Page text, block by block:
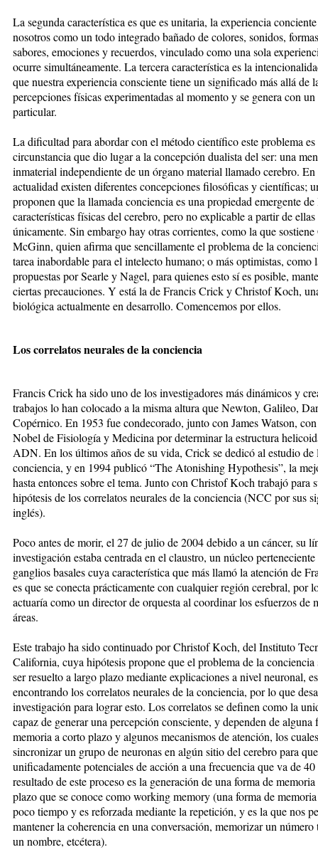
La segunda característica es que es unitaria, la experiencia
nosotros como un todo integrado bañado de colores, sonidos,
sabores, emociones y recuerdos, vinculado como una sola
ocurre simultáneamente. La tercera característica es la
que nuestra experiencia consciente tiene un significado más allá de
percepciones físicas experimentadas al momento y se genera con
particular.
La dificultad para abordar con el método científico este problema es
circunstancia que dio lugar a la concepción dualista del ser: una
inmaterial independiente de un órgano material llamado cerebro. En
actualidad existen diferentes concepciones filosóficas y científicas;
proponen que la llamada conciencia es una propiedad emergente de
características físicas del cerebro, pero no explicable a partir de ellas
únicamente. Sin embargo hay otras corrientes, como la que
McGinn, quien afirma que sencillamente el problema de la
tarea inabordable para el intelecto humano; o más optimistas, como
propuestas por Searle y Nagel, para quienes esto sí es posible,
ciertas precauciones. Y está la de Francis Crick y Christof Koch,
biológica actualmente en desarrollo. Comencemos por ellos.
Los correlatos neurales de la conciencia
Francis Crick ha sido uno de los investigadores más dinámicos y
trabajos lo han colocado a la misma altura que Newton, Galileo,
Copérnico. En 1953 fue condecorado, junto con James Watson,
Nobel de Fisiología y Medicina por determinar la estructura
ADN. En los últimos años de su vida, Crick se dedicó al estudio de
conciencia, y en 1994 publicó “The Atonishing Hypothesis”, la
hasta entonces sobre el tema. Junto con Christof Koch trabajó para
hipótesis de los correlatos neurales de la conciencia (NCC por sus
inglés).
Poco antes de morir, el 27 de julio de 2004 debido a un cáncer, su
investigación estaba centrada en el claustro, un núcleo perteneciente
ganglios basales cuya característica que más llamó la atención de
es que se conecta prácticamente con cualquier región cerebral, por
actuaría como un director de orquesta al coordinar los esfuerzos de
áreas.
Este trabajo ha sido continuado por Christof Koch, del Instituto
California, cuya hipótesis propone que el problema de la conciencia
ser resuelto a largo plazo mediante explicaciones a nivel neuronal,
encontrando los correlatos neurales de la conciencia, por lo que
investigación para lograr esto. Los correlatos se definen como la
capaz de generar una percepción consciente, y dependen de alguna
memoria a corto plazo y algunos mecanismos de atención, los
sincronizar un grupo de neuronas en algún sitio del cerebro para
unificadamente potenciales de acción a una frecuencia que va de
resultado de este proceso es la generación de una forma de
plazo que se conoce como working memory (una forma de
poco tiempo y es reforzada mediante la repetición, y es la que nos
mantener la coherencia en una conversación, memorizar un
un nombre, etcétera).